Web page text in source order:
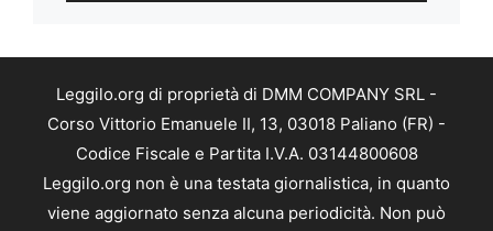
Leggilo.org di proprietà di DMM COMPANY SRL -
Corso Vittorio Emanuele II, 13, 03018 Paliano (FR) -
Codice Fiscale e Partita I.V.A. 03144800608
Leggilo.org non è una testata giornalistica, in quanto
viene aggiornato senza alcuna periodicità. Non può